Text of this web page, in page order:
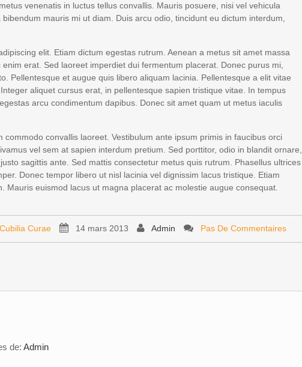
venenatis in luctus tellus convallis. Mauris posuere, nisi vel vehicula
mauris mi ut diam. Duis arcu odio, tincidunt eu dictum interdum,
elit. Etiam dictum egestas rutrum. Aenean a metus sit amet massa
erat. Sed laoreet imperdiet dui fermentum placerat. Donec purus mi,
Pellentesque et augue quis libero aliquam lacinia. Pellentesque a elit vitae
aliquet cursus erat, in pellentesque sapien tristique vitae. In tempus
arcu condimentum dapibus. Donec sit amet quam ut metus iaculis
commodo convallis laoreet. Vestibulum ante ipsum primis in faucibus orci
vel sem at sapien interdum pretium. Sed porttitor, odio in blandit ornare,
sagittis ante. Sed mattis consectetur metus quis rutrum. Phasellus ultrices
Donec tempor libero ut nisl lacinia vel dignissim lacus tristique. Etiam
Mauris euismod lacus ut magna placerat ac molestie augue consequat.
Curae 14 mars 2013 Admin Pas De Commentaires
de: Admin